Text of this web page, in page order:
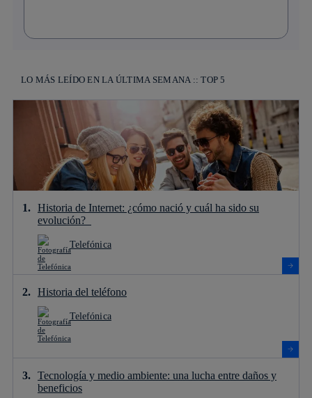
LO MÁS LEÍDO EN LA ÚLTIMA SEMANA :: TOP 5
Historia de Internet: ¿cómo nació y cuál ha sido su
evolución?
Telefónica
Historia del teléfono
Telefónica
Tecnología y medio ambiente: una lucha entre daños y
beneficios